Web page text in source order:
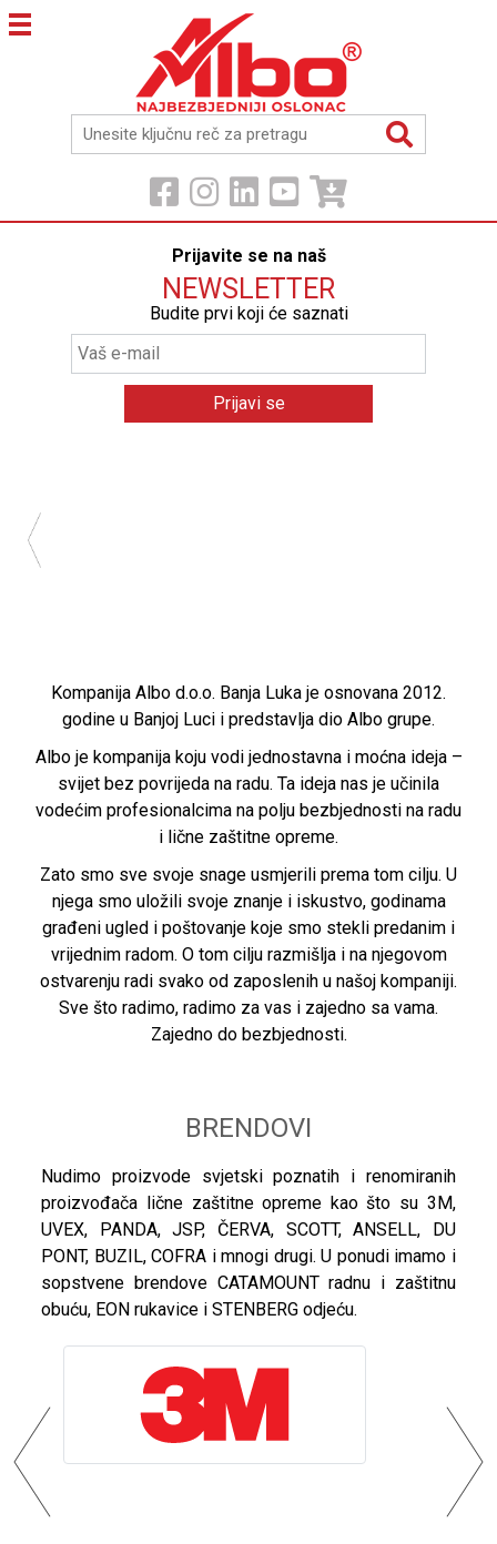
Prijavite se na naš
NEWSLETTER
Budite prvi koji će saznati
Kompanija Albo d.o.o. Banja Luka je osnovana 2012.
godine u Banjoj Luci i predstavlja dio Albo grupe.
Albo je kompanija koju vodi jednostavna i moćna ideja –
svijet bez povrijeda na radu. Ta ideja nas je učinila
vodećim profesionalcima na polju bezbjednosti na radu
i lične zaštitne opreme.
Zato smo sve svoje snage usmjerili prema tom cilju. U
njega smo uložili svoje znanje i iskustvo, godinama
građeni ugled i poštovanje koje smo stekli predanim i
vrijednim radom. O tom cilju razmišlja i na njegovom
ostvarenju radi svako od zaposlenih u našoj kompaniji.
Sve što radimo, radimo za vas i zajedno sa vama.
Zajedno do bezbjednosti.
BRENDOVI
Nudimo proizvode svjetski poznatih i renomiranih
proizvođača lične zaštitne opreme kao što su 3M,
UVEX, PANDA, JSP, ČERVA, SCOTT, ANSELL, DU
PONT, BUZIL, COFRA i mnogi drugi. U ponudi imamo i
sopstvene brendove CATAMOUNT radnu i zaštitnu
obuću, EON rukavice i STENBERG odjeću.